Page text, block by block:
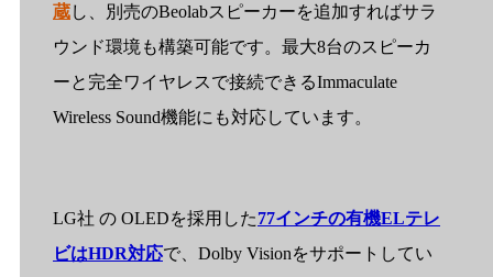
蔵し、別売のBeolabスピーカーを追加すればサラ
ウンド環境も構築可能です。最大8台のスピーカ
ーと完全ワイヤレスで接続できるImmaculate
Wireless Sound機能にも対応しています。
LG社 の OLEDを採用した77インチの有機ELテレ
ビはHDR対応で、Dolby Visionをサポートしてい